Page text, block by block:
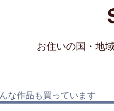
お住いの国・地
な作品も買っています